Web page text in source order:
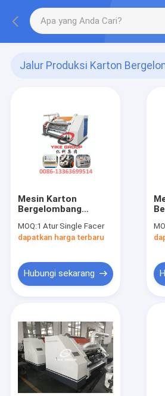
Jalur Produksi Karton
Mesin Karton
Bergelombang
Bahan Keras Chrome
1400-1800mm Lebar
MOQ:1 Atur Single Facer
dapatkan harga terbaru
Hubungi sekarang